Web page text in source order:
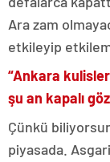
Ara zam
etkileyip
“Ankara
şu an kapalı
Çünkü
piyasada.